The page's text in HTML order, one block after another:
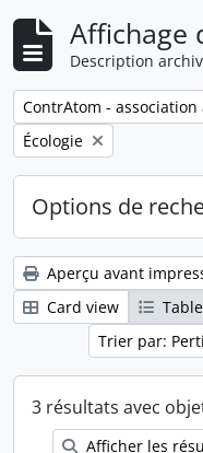
Affichage
Description
Remove filter:
ContrAtom -
Remove filter:
Écologie
Options de
Aperçu avant
Card view
Trier par:
3 résultats avec
Afficher les